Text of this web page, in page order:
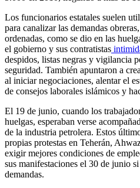
Los funcionarios estatales suelen
para canalizar las demandas
ordenadas, como se dio en las
el gobierno y sus contratistas
despidos, listas negras y vigilancia
seguridad. También apuntaron a
al iniciar negociaciones, alentar el
de consejos laborales islámicos y
El 19 de junio, cuando los
huelgas, esperaban verse
de la industria petrolera. Estos
propias protestas en Teherán,
exigir mejores condiciones de
sus manifestaciones el 30 de junio
demandas.